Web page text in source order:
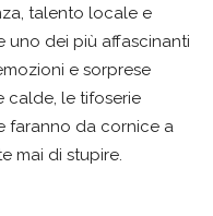
talento locale e
uno dei più affascinanti
e sorprese
calde, le tifoserie
faranno da cornice a
mai di stupire.